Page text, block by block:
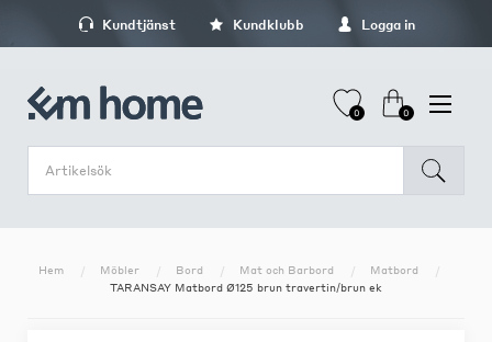
Kundtjänst Kundklubb Logga in
0 0
Hem Möbler Bord Mat och Barbord
Matbord
TARANSAY Matbord Ø125 brun travertin/brun ek